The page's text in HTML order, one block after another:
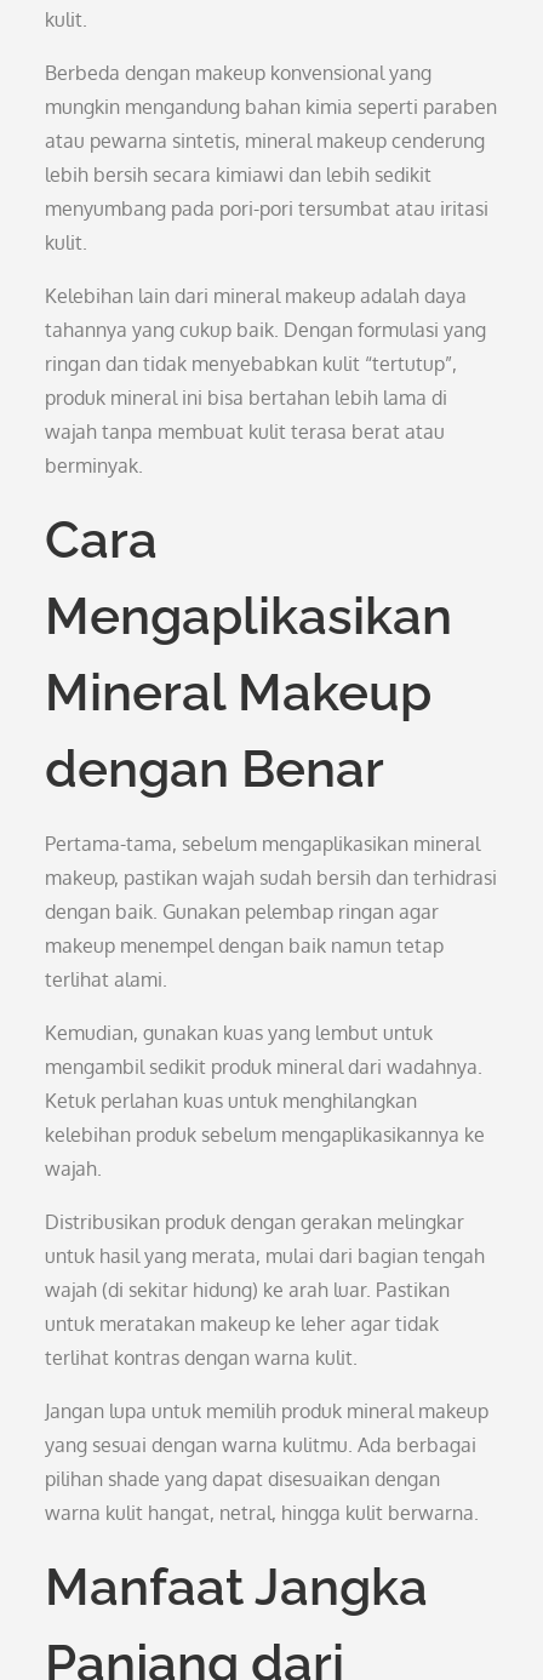
kulit.
Berbeda dengan makeup konvensional yang
mungkin mengandung bahan kimia seperti paraben
atau pewarna sintetis, mineral makeup cenderung
lebih bersih secara kimiawi dan lebih sedikit
menyumbang pada pori-pori tersumbat atau iritasi
kulit.
Kelebihan lain dari mineral makeup adalah daya
tahannya yang cukup baik. Dengan formulasi yang
ringan dan tidak menyebabkan kulit “tertutup”,
produk mineral ini bisa bertahan lebih lama di
wajah tanpa membuat kulit terasa berat atau
berminyak.
Cara
Mengaplikasikan
Mineral Makeup
dengan Benar
Pertama-tama, sebelum mengaplikasikan mineral
makeup, pastikan wajah sudah bersih dan terhidrasi
dengan baik. Gunakan pelembap ringan agar
makeup menempel dengan baik namun tetap
terlihat alami.
Kemudian, gunakan kuas yang lembut untuk
mengambil sedikit produk mineral dari wadahnya.
Ketuk perlahan kuas untuk menghilangkan
kelebihan produk sebelum mengaplikasikannya ke
wajah.
Distribusikan produk dengan gerakan melingkar
untuk hasil yang merata, mulai dari bagian tengah
wajah (di sekitar hidung) ke arah luar. Pastikan
untuk meratakan makeup ke leher agar tidak
terlihat kontras dengan warna kulit.
Jangan lupa untuk memilih produk mineral makeup
yang sesuai dengan warna kulitmu. Ada berbagai
pilihan shade yang dapat disesuaikan dengan
warna kulit hangat, netral, hingga kulit berwarna.
Manfaat Jangka
Panjang dari